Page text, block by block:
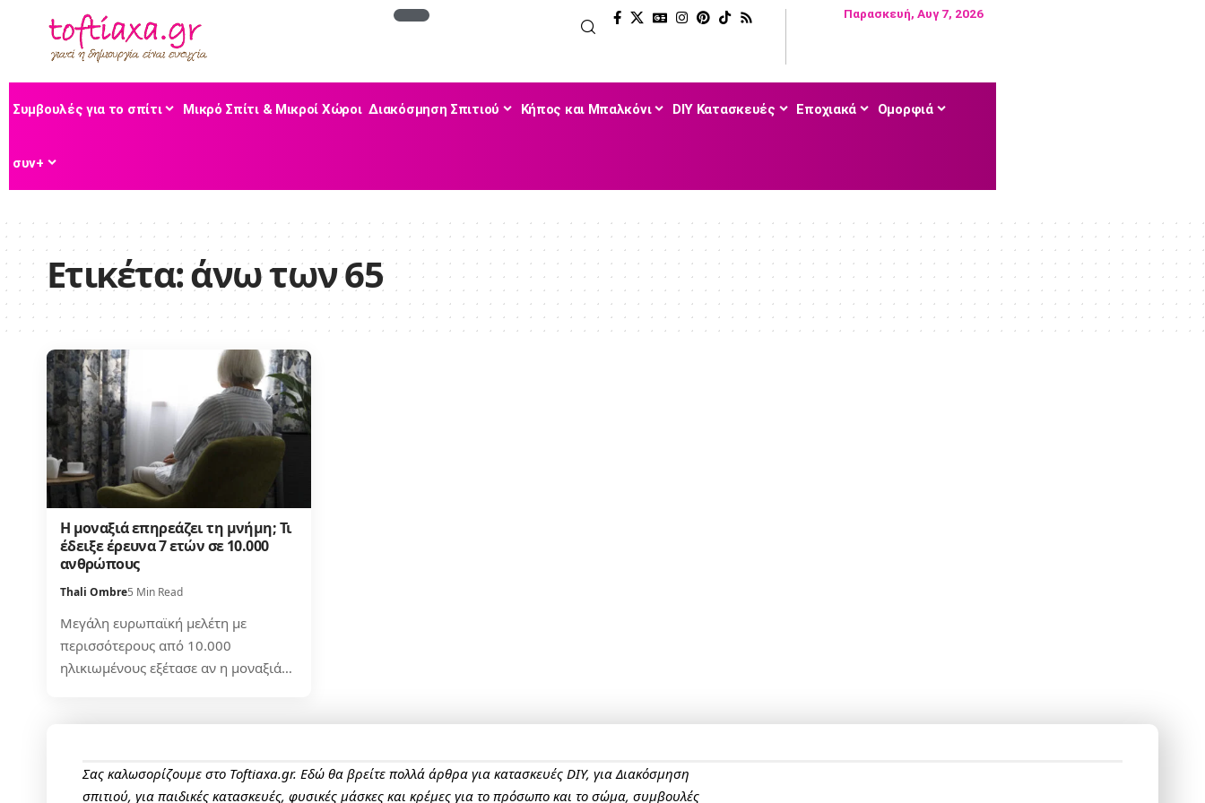
Παρασκευή, Αυγ 7, 2026
Συμβουλές για το σπίτι Μικρό Σπίτι & Μικροί Χώροι Διακόσμηση Σπιτιού Κήπος και Μπαλκόνι DIY Κατασκευές Εποχιακά Ομορφιά
συν+
Ετικέτα:άνω των 65
Η μοναξιά επηρεάζει τη μνήμη; Τι
έδειξε έρευνα 7 ετών σε 10.000
ανθρώπους
Thali Ombre5 Min Read
Μεγάλη ευρωπαϊκή μελέτη με
περισσότερους από 10.000
ηλικιωμένους εξέτασε αν η μοναξιά…
Σας καλωσορίζουμε στο Toftiaxa.gr. Εδώ θα βρείτε πολλά άρθρα για κατασκευές DIY, για Διακόσμηση
σπιτιού, για παιδικές κατασκευές, φυσικές μάσκες και κρέμες για το πρόσωπο και το σώμα, συμβουλές